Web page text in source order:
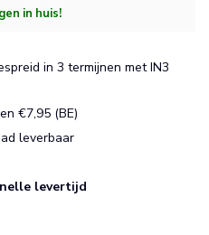
in huis!
in 3 termijnen met IN3
€7,95 (BE)
leverbaar
levertijd